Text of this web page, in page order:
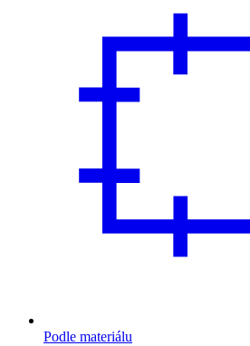
Podle materiálu